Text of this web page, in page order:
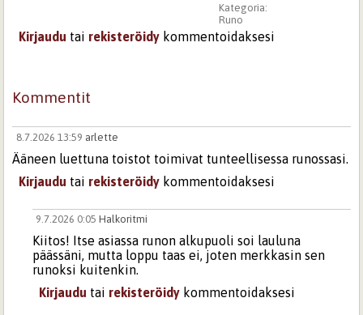
Kategoria:
Runo
Kirjaudu tai rekisteröidy kommentoidaksesi
Kommentit
8.7.2026 13:59 arlette
Ääneen luettuna toistot toimivat tunteellisessa runossasi.
Kirjaudu tai rekisteröidy kommentoidaksesi
9.7.2026 0:05Halkoritmi
Kiitos! Itse asiassa runon alkupuoli soi lauluna
päässäni, mutta loppu taas ei, joten merkkasin sen
runoksi kuitenkin.
Kirjaudu tai rekisteröidy kommentoidaksesi